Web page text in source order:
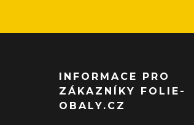
INFORMACE PRO
ZÁKAZNÍKY FOLIE-
OBALY.CZ